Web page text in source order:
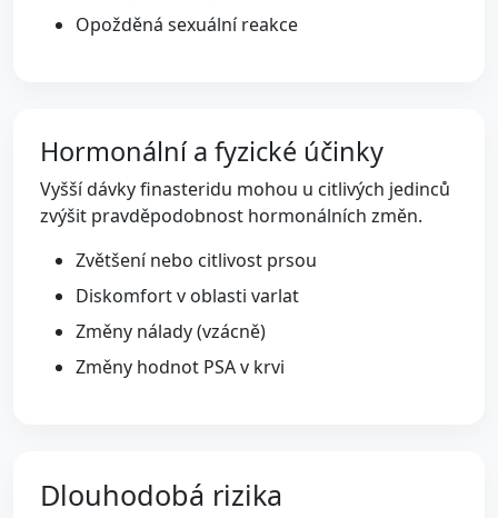
Opožděná sexuální reakce
Hormonální a fyzické účinky
Vyšší dávky finasteridu mohou u citlivých jedinců
zvýšit pravděpodobnost hormonálních změn.
Zvětšení nebo citlivost prsou
Diskomfort v oblasti varlat
Změny nálady (vzácně)
Změny hodnot PSA v krvi
Dlouhodobá rizika